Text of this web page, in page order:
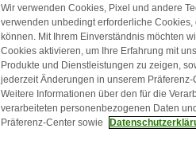
Wir verwenden Cookies, Pixel und andere
verwenden unbedingt erforderliche
können. Mit Ihrem Einverständnis möchten
Cookies aktivieren, um Ihre Erfahrung mit
Produkte und Dienstleistungen zu zeigen,
jederzeit Änderungen in unserem
Weitere Informationen über den für die
verarbeiteten personenbezogenen Daten
Präferenz-Center sowie